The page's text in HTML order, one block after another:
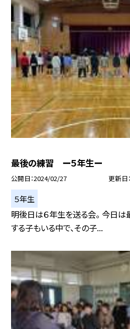
最後の練習 ー５年生ー
公開日 2024/02/27 更新日
５年生
明後日は６年生を送る会。 今日は
する子もいる中で、その子...